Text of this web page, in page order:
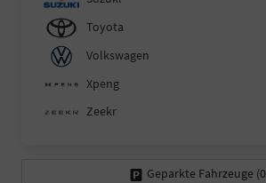
Toyota
Volkswagen
Xpeng
Zeekr
Geparkte Fahrzeuge (0